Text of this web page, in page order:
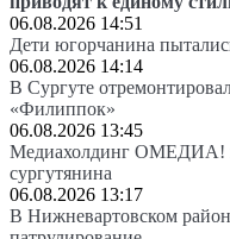
06.08.2026 14:51
Дети югорчанина
06.08.2026 14:14
В Сургуте
«Филиппок»
06.08.2026 13:45
Медиахолдинг ОМЕДИА!
сургутянина
06.08.2026 13:17
В Нижневартовском